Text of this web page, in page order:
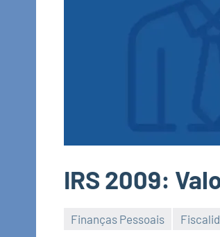
IRS 2009:
Finanças Pessoais
Economia